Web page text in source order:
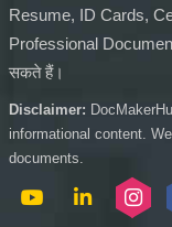
Resume, ID Cards,
Professional
सकते हैं।
Disclaimer:
informational content.
documents.